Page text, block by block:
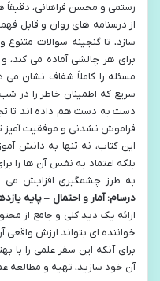
رستمی و محسن فراهانی، دقیقاً
از درسنامه های روان و قابل
سازد، تا گنجینه سوالات
برای هر چالشی آماده می
مسئله را کاملاً شفاف نشان
سریع که اطمینان خاطر را در
دست به دست هم داده اند تا
فراموش نشدنی و موفقیت آمیز
این کتاب، نه تنها به دانش
به طرز چشمگیری افزایش می
درسام: آمار و احتمال – پایه
ارائه یک دید کلی و جامع از
خواننده ای بتواند ارزش واقعی
برای آنکه این سفر علمی را با
آن خود سازید، تهیه و مطالعه